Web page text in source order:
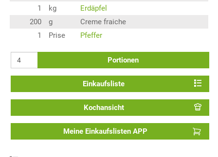
1
kg
Erdäpfel
200
g
Creme fraiche
1
Prise Pfeffer
Portionen
Einkaufsliste
Kochansicht
Meine Einkaufslisten APP